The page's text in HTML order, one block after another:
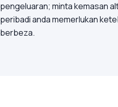
pengeluaran; minta kemasan
peribadi anda memerlukan
berbeza.